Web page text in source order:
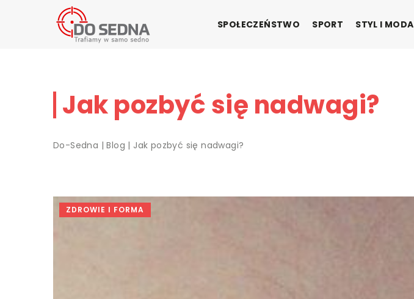
SPOŁECZEŃSTWO SPORT STYL I MODA
Jak pozbyć się nadwagi?
Do-Sedna |Blog | Jak pozbyć się nadwagi?
ZDROWIE I FORMA